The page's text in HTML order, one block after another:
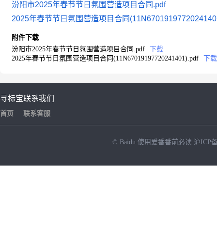
汾阳市2025年春节节日氛围营造项目合同.pdf
2025年春节节日氛围营造项目合同
附件下载
汾阳市2025年春节节日氛围营造项目合同.pdf
下载
2025年春节节日氛围营造项目合同(11N67019197720241401).pdf
下载
寻标宝
首页
联系我们
联系客服
© Baidu 使用爱番番前必读 沪ICP